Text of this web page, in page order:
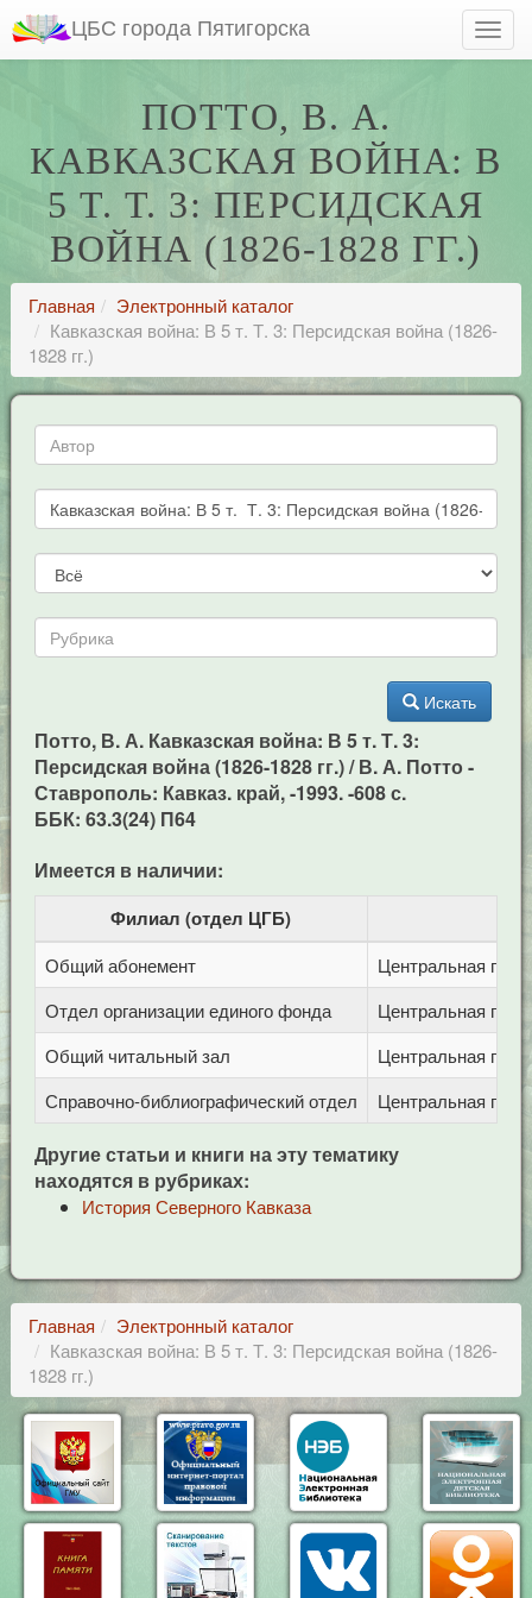
ЦБС города Пятигорска
ПОТТО, В. А.
КАВКАЗСКАЯ ВОЙНА: В
5 Т. Т. 3: ПЕРСИДСКАЯ
ВОЙНА (1826-1828 ГГ.)
Главная
Электронный каталог
Кавказская война: В 5 т. Т. 3: Персидская война (1826-
1828 гг.)
Искать
Потто, В. А. Кавказская война: В 5 т. Т. 3:
Персидская война (1826-1828 гг.) / В. А. Потто -
Ставрополь: Кавказ. край, -1993. -608 с.
ББК: 63.3(24) П64
Имеется в наличии:
Филиал (отдел ЦГБ)
Общий абонемент
Центральная
Отдел организации единого фонда
Центральная
Общий читальный зал
Центральная
Справочно-библиографический отдел
Центральная
Другие статьи и книги на эту тематику
находятся в рубриках:
История Северного Кавказа
Главная
Электронный каталог
Кавказская война: В 5 т. Т. 3: Персидская война (1826-
1828 гг.)